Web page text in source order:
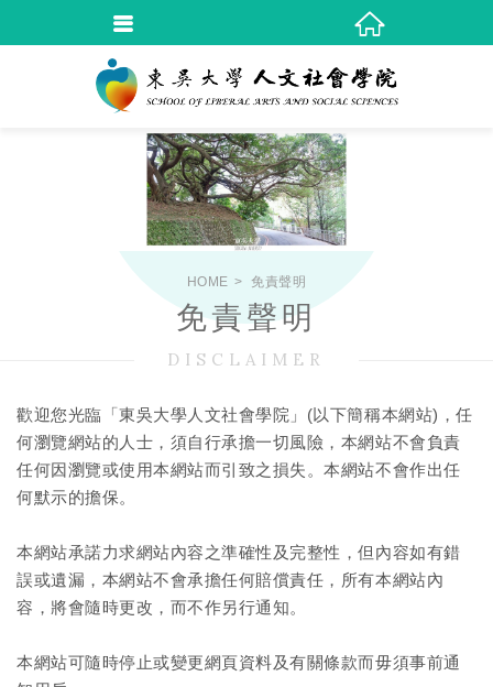
HOME 免責聲明
免責聲明
DISCLAIMER
歡迎您光臨「東吳大學人文社會學院」(以下簡稱本網站)，任
何瀏覽網站的人士，須自行承擔一切風險，本網站不會負責
任何因瀏覽或使用本網站而引致之損失。本網站不會作出任
何默示的擔保。
本網站承諾力求網站內容之準確性及完整性，但內容如有錯
誤或遺漏，本網站不會承擔任何賠償責任，所有本網站內
容，將會隨時更改，而不作另行通知。
本網站可隨時停止或變更網頁資料及有關條款而毋須事前通